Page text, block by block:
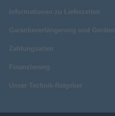
Informationen zu Lieferzeiten
Garantieverlängerung und
Zahlungsarten
Finanzierung
Unser Technik-Ratgeber